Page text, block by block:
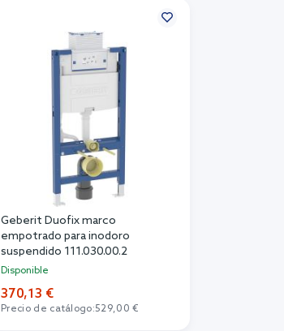
Geberit Duofix marco
empotrado para inodoro
suspendido 111.030.00.2
Disponible
370,13 €
Precio de catálogo:529,00 €